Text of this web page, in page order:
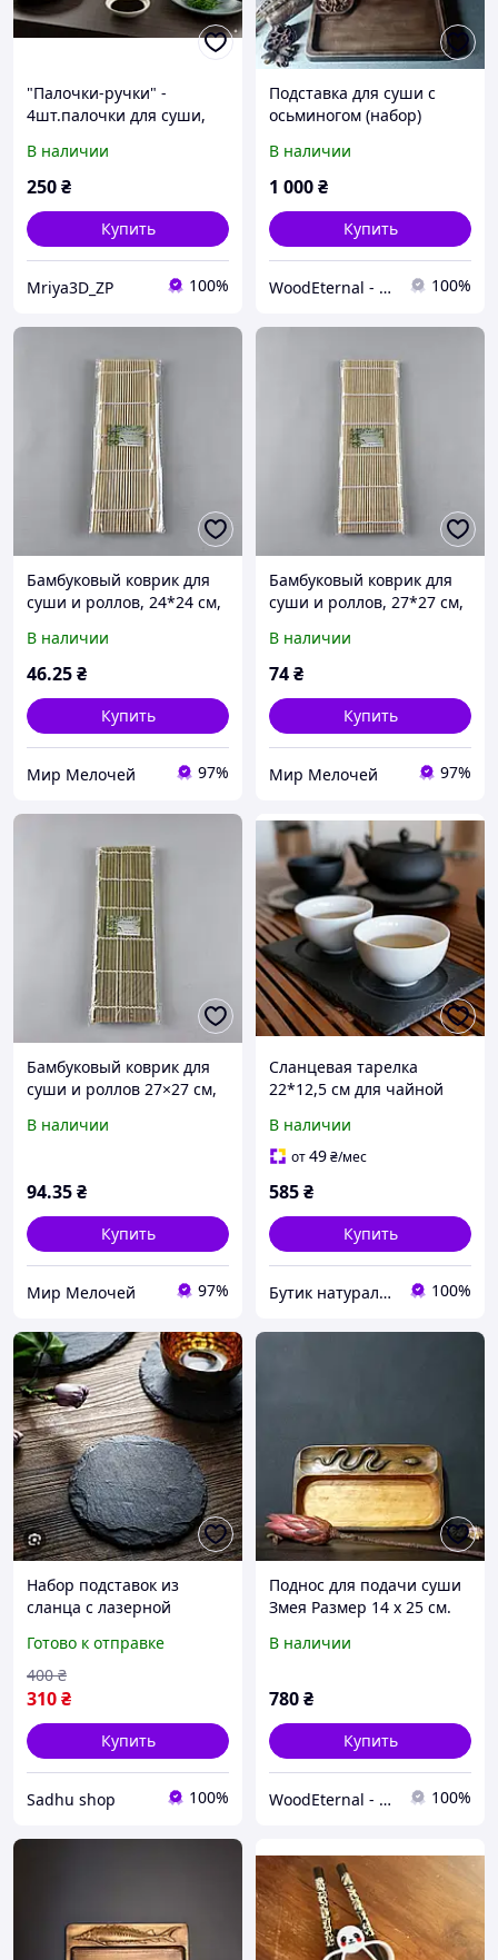
"Палочки-ручки" -
4шт.палочки для суши,
суши
В наличии
250₴
Купить
Mriya3D_ZP 100%
Подставка для суши с
осьминогом (набор)
В наличии
1 000₴
Купить
WoodEternal - Изделия из Дерева 100% 100%
Бамбуковый коврик для
суши и роллов, 24*24 см,
приготовления и подачи
суши, роллов и азиатских
В наличии
46.25₴
Купить
Мир Мелочей 97%
Бамбуковый коврик для
суши и роллов, 27*27 см,
приготовления и подачи
суши, роллов и азиатских
В наличии
74₴
Купить
Мир Мелочей 97%
Бамбуковый коврик для
суши и роллов 27×27 см,
приготовления и подачи
В наличии
94.35₴
Купить
Мир Мелочей 97%
Сланцевая тарелка
22*12,5 см для чайной
В наличии
от49₴/мес
585₴
Купить
Бутик натурального сланца. Производитель сланцевой посуды в Украине 100%
Набор подставок из
сланца с лазерной
персональный подарок
Готово к отправке
310₴
400 ₴
Купить
Sadhu shop 100%
Поднос для подачи суши
Змея Размер 14 х 25 см.
В наличии
780₴
Купить
WoodEternal - Изделия из Дерева 100% 100%